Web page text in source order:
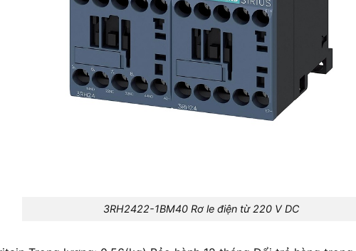
3RH2422-1BM40 Rơ le điện từ 220 V DC